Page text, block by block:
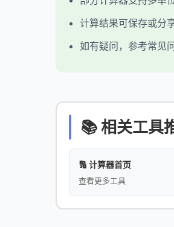
计算结果可保存或分
如有疑问，参考常见
📚 相关工具
🔢 计算器首页
查看更多工具